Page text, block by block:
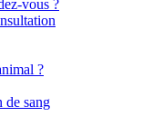
vous ?
?
de sang